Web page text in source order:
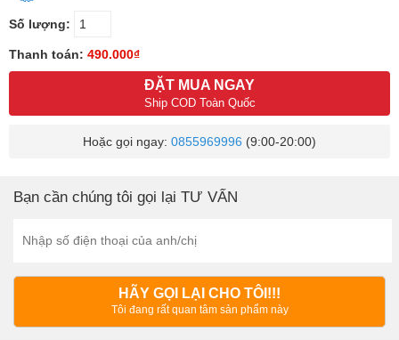
Số lượng:
Thanh toán: 490.000₫
ĐẶT MUA NGAY
Ship COD Toàn Quốc
Hoặc gọi ngay: 0855969996 (9:00-20:00)
Bạn cần chúng tôi gọi lại TƯ VẤN
HÃY GỌI LẠI CHO TÔI!!!
Tôi đang rất quan tâm sản phẩm này